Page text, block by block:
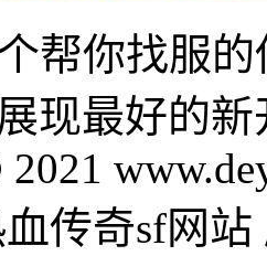
帮你找服
现最好的
血传奇sf网